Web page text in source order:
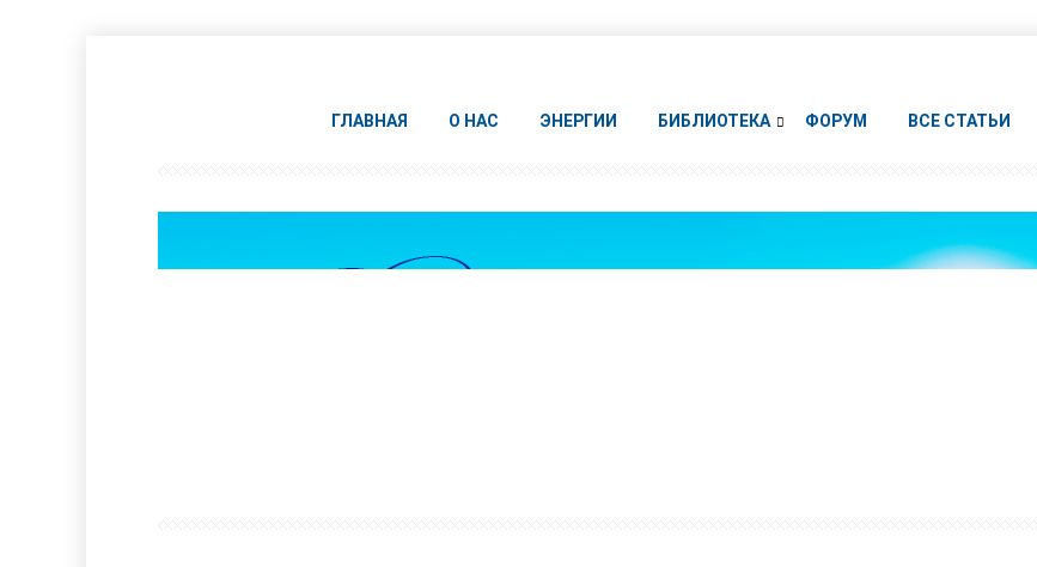
ГЛАВНАЯ О НАС ЭНЕРГИИ БИБЛИОТЕКА ФОРУМ ВСЕ СТАТЬИ